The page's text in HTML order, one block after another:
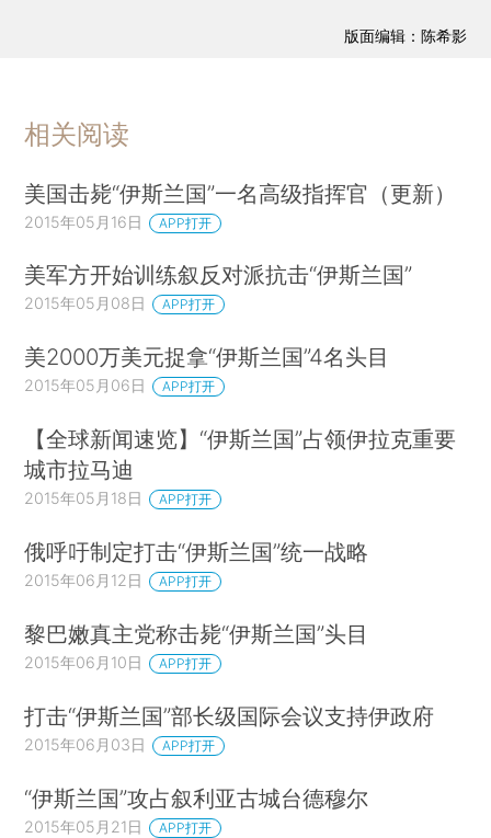
版面编辑：陈希影
相关阅读
美国击毙“伊斯兰国”一名高级指挥官（更新）
2015年05月16日 APP打开
美军方开始训练叙反对派抗击“伊斯兰国”
2015年05月08日 APP打开
美2000万美元捉拿“伊斯兰国”4名头目
2015年05月06日 APP打开
【全球新闻速览】“伊斯兰国”占领伊拉克重要
城市拉马迪
2015年05月18日 APP打开
俄呼吁制定打击“伊斯兰国”统一战略
2015年06月12日 APP打开
黎巴嫩真主党称击毙“伊斯兰国”头目
2015年06月10日 APP打开
打击“伊斯兰国”部长级国际会议支持伊政府
2015年06月03日 APP打开
“伊斯兰国”攻占叙利亚古城台德穆尔
2015年05月21日 APP打开